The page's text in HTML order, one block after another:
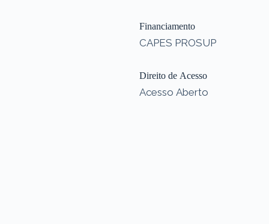
Financiamento
CAPES PROSUP
Direito de Acesso
Acesso Aberto